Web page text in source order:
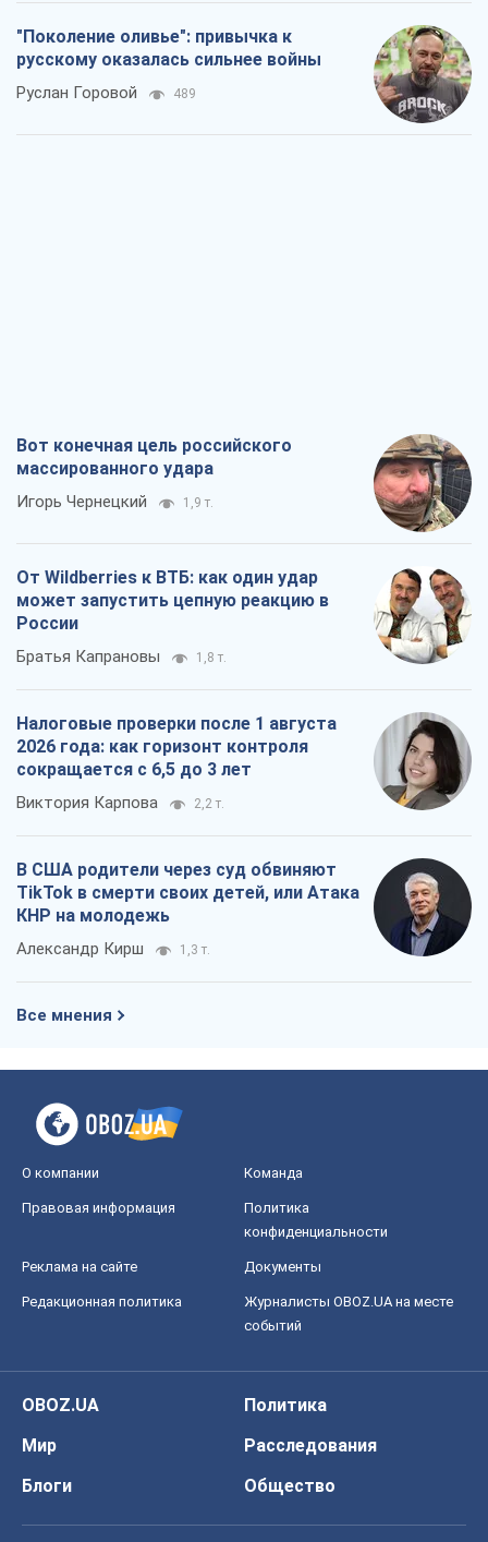
"Поколение оливье": привычка к
русскому оказалась сильнее войны
Руслан Горовой 489
Вот конечная цель российского
массированного удара
Игорь Чернецкий 1,9 т.
От Wildberries к ВТБ: как один удар
может запустить цепную реакцию в
России
Братья Капрановы 1,8 т.
Налоговые проверки после 1 августа
2026 года: как горизонт контроля
сокращается с 6,5 до 3 лет
Виктория Карпова 2,2 т.
В США родители через суд обвиняют
TikTok в смерти своих детей, или Атака
КНР на молодежь
Александр Кирш 1,3 т.
Все мнения
О компании Команда
Правовая информация
Политика
конфиденциальности
Реклама на сайте Документы
Редакционная политика
Журналисты OBOZ.UA на месте
событий
OBOZ.UA
Политика
Мир
Расследования
Блоги
Общество